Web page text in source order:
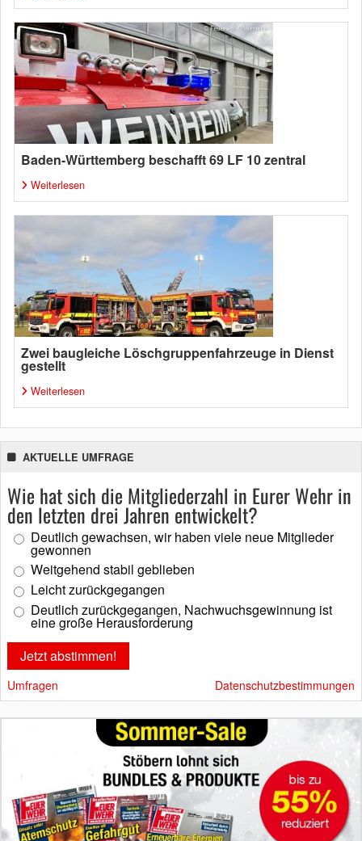
Baden-Württemberg beschafft 69 LF 10 zentral
Weiterlesen
Zwei baugleiche Löschgruppenfahrzeuge in Dienst
gestellt
Weiterlesen
AKTUELLE UMFRAGE
Wie hat sich die Mitgliederzahl in Eurer Wehr in
den letzten drei Jahren entwickelt?
Deutlich gewachsen, wir haben viele neue Mitglieder
gewonnen
Weitgehend stabil geblieben
Leicht zurückgegangen
Deutlich zurückgegangen, Nachwuchsgewinnung ist
eine große Herausforderung
Umfragen Datenschutzbestimmungen